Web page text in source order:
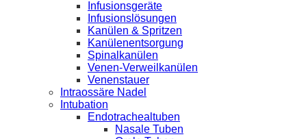
Infusionsgeräte
Infusionslösungen
Kanülen & Spritzen
Kanülenentsorgung
Spinalkanülen
Venen-Verweilkanülen
Venenstauer
Intraossäre Nadel
Intubation
Endotrachealtuben
Nasale Tuben